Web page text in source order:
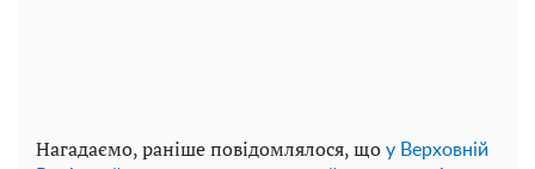
Нагадаємо, раніше повідомлялося, що у Верховній